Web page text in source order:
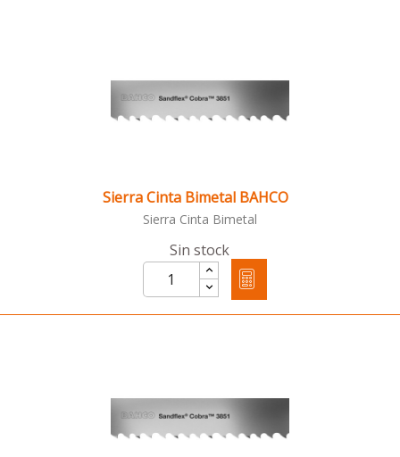
Sierra Cinta Bimetal BAHCO
Sierra Cinta Bimetal
Sin stock